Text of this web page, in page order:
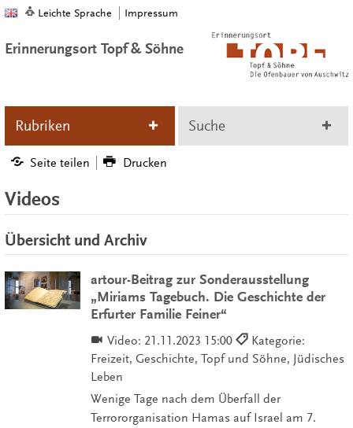
Leichte Sprache Impressum
Erinnerungsort Topf & Söhne
Rubriken Suche
Seite teilen Drucken
Videos
Übersicht und Archiv
artour-Beitrag zur Sonderausstellung
„Miriams Tagebuch. Die Geschichte der
Erfurter Familie Feiner“
Video: 21.11.2023 15:00
Kategorie:
Freizeit, Geschichte, Topf und Söhne, Jüdisches
Leben
Wenige Tage nach dem Überfall der
Terrororganisation Hamas auf Israel am 7.